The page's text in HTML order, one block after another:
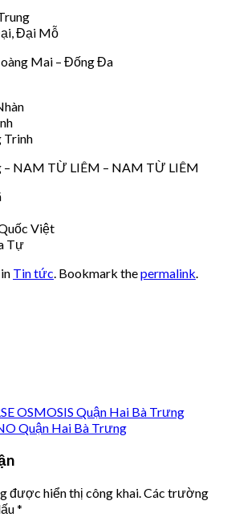
Đại Mỗ
Mai – Đống Đa
Trinh
– NAM TỪ LIÊM – NAM TỪ LIÊM
Việt
Tự
Tin tức . Bookmark thepermalink
OSMOSIS Quận Hai Bà Trưng
Quận Hai Bà Trưng
được hiển thị công khai. Các trường
*